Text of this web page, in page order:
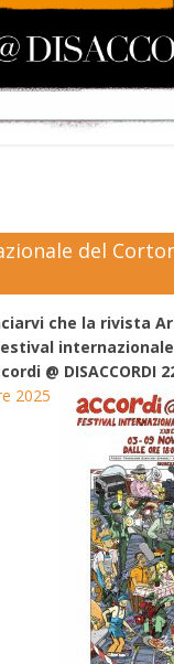
del
che la rivista
@ DISACCORDI
2025